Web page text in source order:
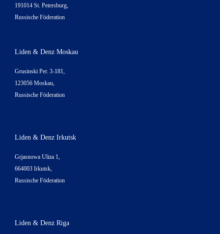
191014 St. Petersburg,
Russische Föderation
Liden & Denz Moskau
Grusinski Per. 3-181,
123056 Moskau,
Russische Föderation
Liden & Denz Irkutsk
Grjasnowa Uliza 1,
664003 Irkutsk,
Russische Föderation
Liden & Denz Riga